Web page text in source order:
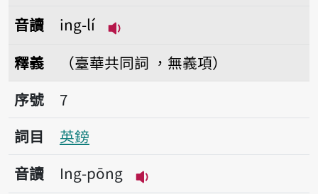
音讀
ing-lí
釋義
（臺華共同詞 ，無義項）
序號7英鎊
序號
7
詞目
英鎊
音讀
Ing-pōng